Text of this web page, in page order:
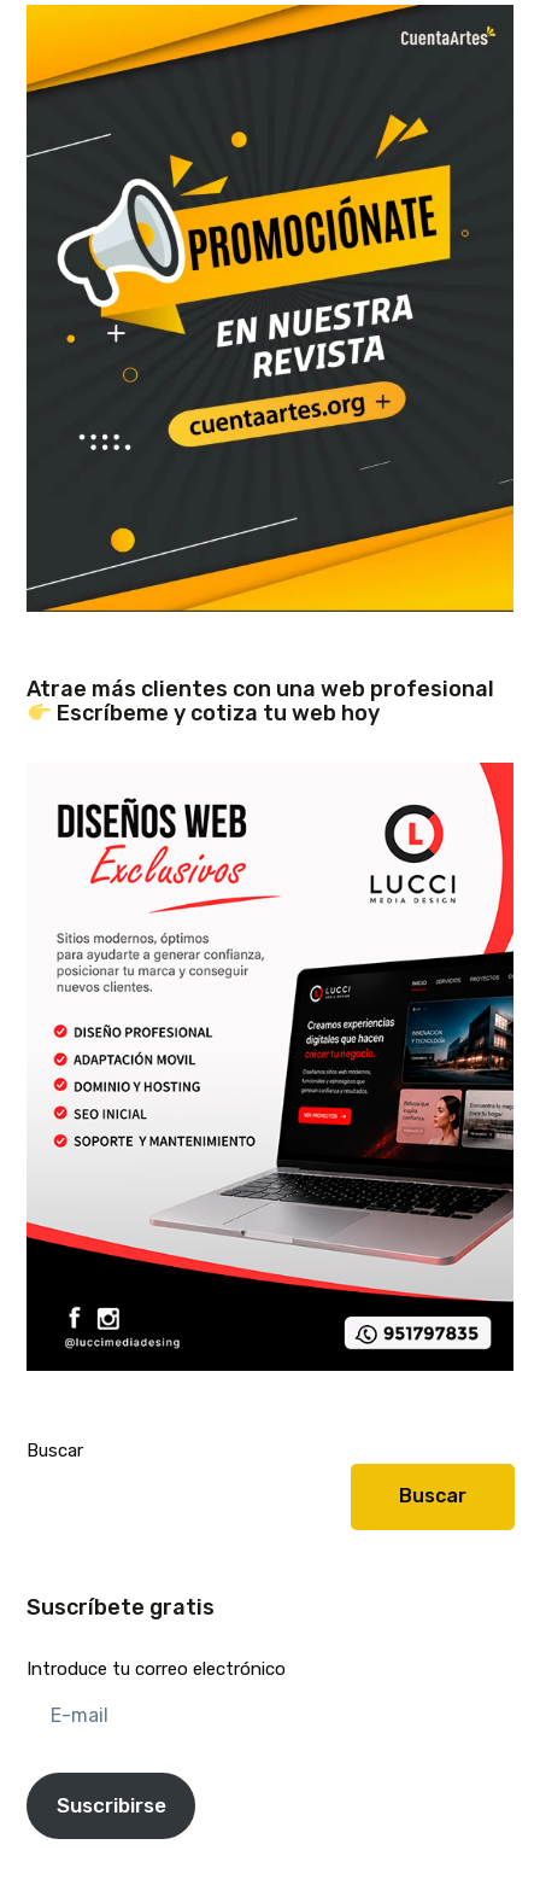
Atrae más clientes con una web profesional
Escríbeme y cotiza tu web hoy
Buscar
Buscar
Suscríbete gratis
Introduce tu correo electrónico
mail
Suscribirse